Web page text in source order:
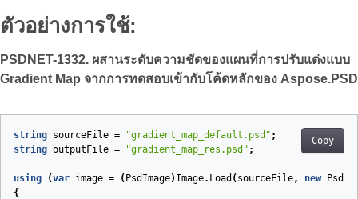
ตัวอย่างการใช้:
PSDNET-1332. ผสานระดับความชัดของแผนที่การปรับแต่งแบบ
Gradient Map จากการทดสอบเข้ากับโค้ดหลักของ Aspose.PSD
Copy
string sourceFile = "gradient_map_default.psd" ;
string outputFile = "gradient_map_res.psd" ;
using (var image = ( PsdImage) Image. Load ( sourceFile, new
{